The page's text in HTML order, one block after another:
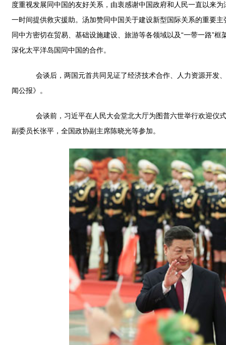
度重视发展同中国的友好关系，由衷感谢中国政府和人民一直以来
一时间提供救灾援助。汤加赞同中国关于建设新型国际关系的重要
同中方密切在贸易、基础设施建设、旅游等各领域以及“一带一路”
深化太平洋岛国同中国的合作。
会谈后，两国元首共同见证了经济技术合作、人力资源开发
闻公报》。
会谈前，习近平在人民大会堂北大厅为图普六世举行欢迎仪
副委员长张平，全国政协副主席陈晓光等参加。